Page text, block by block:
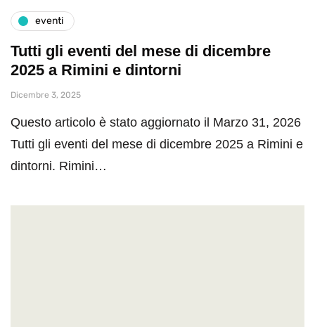
eventi
Tutti gli eventi del mese di dicembre
2025 a Rimini e dintorni
Dicembre 3, 2025
Questo articolo è stato aggiornato il Marzo 31, 2026
Tutti gli eventi del mese di dicembre 2025 a Rimini e
dintorni. Rimini…